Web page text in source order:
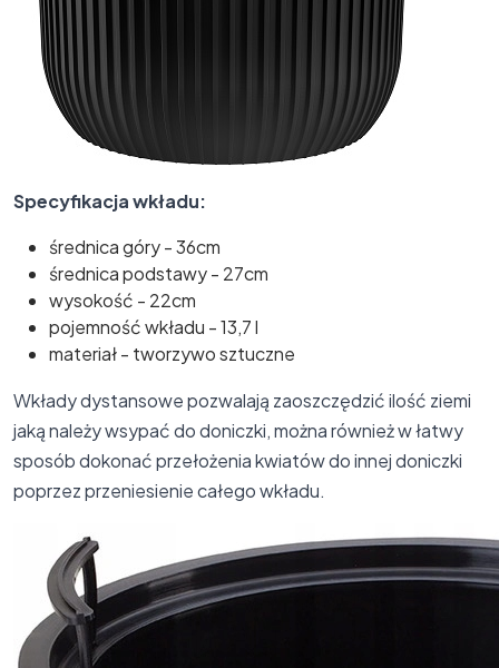
Specyfikacja wkładu:
średnica góry - 36cm
średnica podstawy - 27cm
wysokość - 22cm
pojemność wkładu - 13,7 l
materiał - tworzywo sztuczne
Wkłady dystansowe pozwalają zaoszczędzić ilość ziemi
jaką należy wsypać do doniczki, można również w łatwy
sposób dokonać przełożenia kwiatów do innej doniczki
poprzez przeniesienie całego wkładu.